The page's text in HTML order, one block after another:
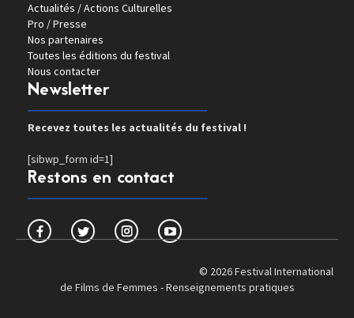
Actualités / Actions Culturelles
Pro / Presse
Nos partenaires
Toutes les éditions du festival
Nous contacter
Newsletter
Recevez toutes les actualités du festival !
[sibwp_form id=1]
Restons en contact
© 2026 Festival International
de Films de Femmes -Renseignements pratiques